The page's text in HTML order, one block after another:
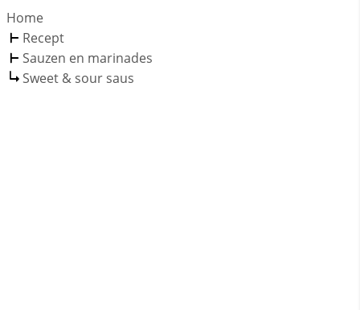
Home
Recept
Sauzen en marinades
Sweet & sour saus